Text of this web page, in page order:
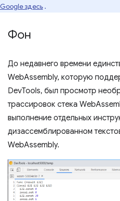
Google здесь .
Фон
До недавнего времени
WebAssembly, которую
DevTools, был просмотр
трассировок стека
выполнение отдельных
дизассемблированном
WebAssembly.